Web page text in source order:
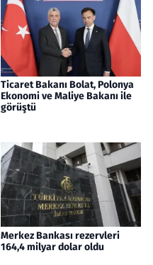
Ticaret Bakanı Bolat, Polonya
Ekonomi ve Maliye Bakanı ile
görüştü
Merkez Bankası rezervleri
164,4 milyar dolar oldu